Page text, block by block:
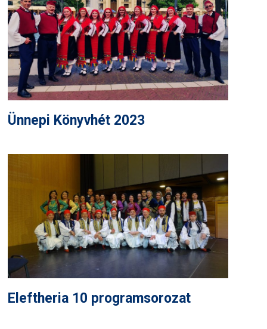
Ünnepi Könyvhét 2023
Eleftheria 10 programsorozat